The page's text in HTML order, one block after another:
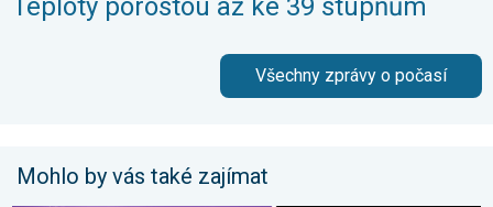
Teploty porostou až ke 39 stupňům
Všechny zprávy o počasí
Mohlo by vás také zajímat